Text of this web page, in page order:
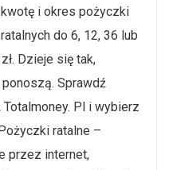
i okres pożyczki
do 6, 12, 36 lub
Dzieje się tak,
Sprawdź
Pl i wybierz
ratalne –
przez internet,